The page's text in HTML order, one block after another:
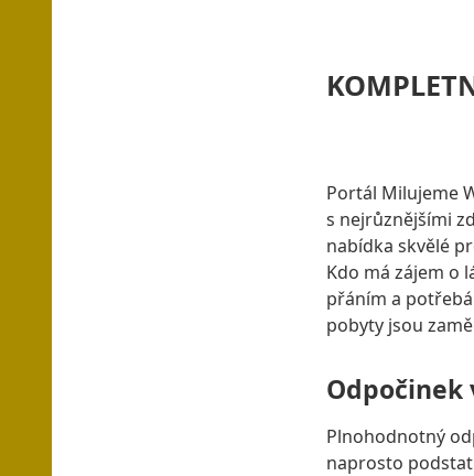
Portál Milujeme
s nejrůznějšími
nabídka skvělé
Kdo má zájem o
přáním a
pobyty jsou
Odpočinek
Plnohodnotný
naprosto